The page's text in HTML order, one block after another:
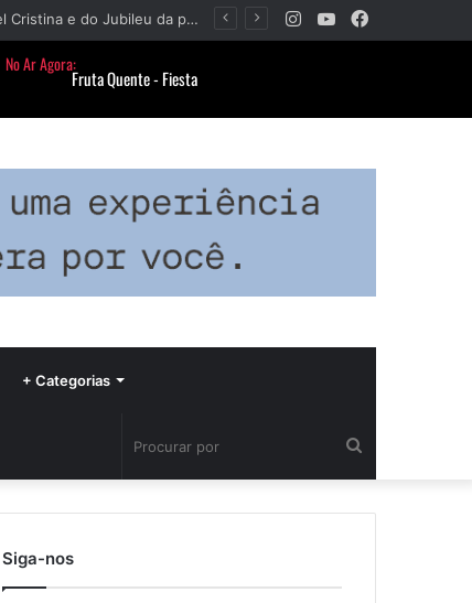
Paróquia Nossa Senhora da Piedade divulga programação da Festa da Beata Isabel Cristina e do Jubileu da padroeira YouTube
Instagram
+ Categorias
por
Siga-nos